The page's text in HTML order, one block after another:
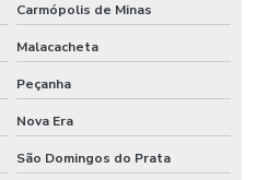
Carmópolis de Minas
Malacacheta
Peçanha
Nova Era
São Domingos do Prata